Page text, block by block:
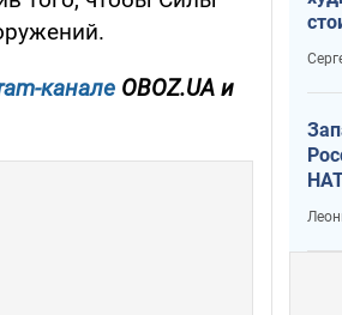
канале OBOZ.UA и